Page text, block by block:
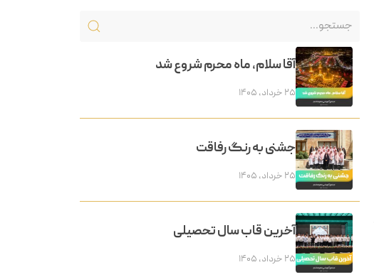
آقا سلام، ماه محرم شروع شد
۲۵ خرداد, ۱۴۰۵
جشنی به رنگ رفاقت
۲۵ خرداد, ۱۴۰۵
آخرین قاب سال تحصیلی
۲۵ خرداد, ۱۴۰۵